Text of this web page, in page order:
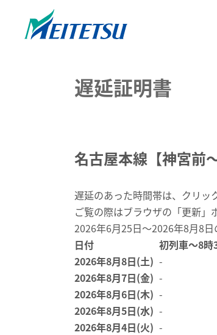
遅延証明書
名古屋本線【神宮前
遅延のあった時間帯は、クリッ
ご覧の際はブラウザの「更新」
2026年6月25日～2026年8月8
日付
初列車～8時
2026年8月8日(土) -
2026年8月7日(金) -
2026年8月6日(木) -
2026年8月5日(水) -
2026年8月4日(火) -